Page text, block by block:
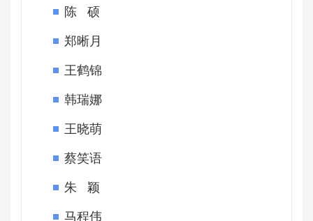
陈 硕
郑晰月
王鹤锦
韩瑞娜
王晓萌
蔡笑语
朱 颖
马程伟